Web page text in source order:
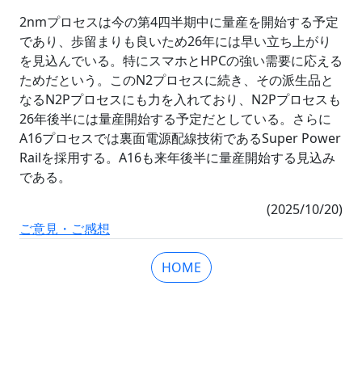
2nmプロセスは今の第4四半期中に量産を開始する予定
であり、歩留まりも良いため26年には早い立ち上がり
を見込んでいる。特にスマホとHPCの強い需要に応える
ためだという。このN2プロセスに続き、その派生品と
なるN2Pプロセスにも力を入れており、N2Pプロセスも
26年後半には量産開始する予定だとしている。さらに
A16プロセスでは裏面電源配線技術であるSuper Power
Railを採用する。A16も来年後半に量産開始する見込み
である。
(2025/10/20)
ご意見・ご感想
HOME